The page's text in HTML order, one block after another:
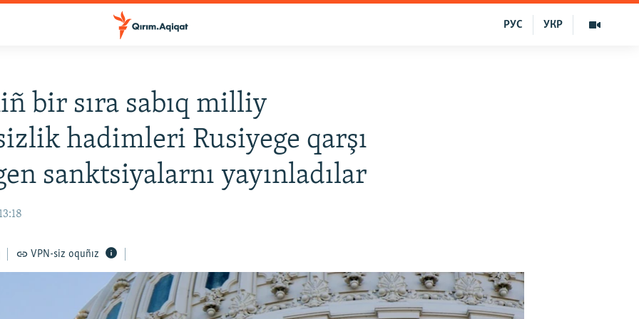
УКР
РУС
bir sıra sabıq milliy
hadimleri Rusiyege qarşı
sanktsiyalarnı yayınladılar
VPN-siz oquñız